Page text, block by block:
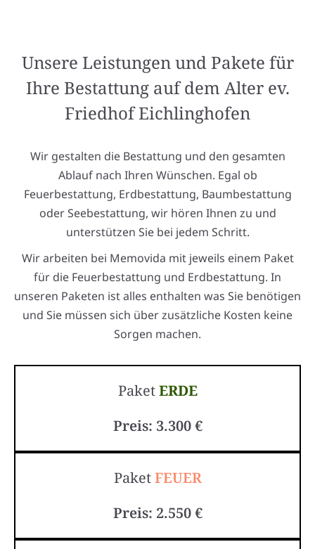
Unsere Leistungen und Pakete für
Ihre Bestattung auf dem Alter ev.
Friedhof Eichlinghofen
Wir gestalten die Bestattung und den gesamten
Ablauf nach Ihren Wünschen. Egal ob
Feuerbestattung, Erdbestattung, Baumbestattung
oder Seebestattung, wir hören Ihnen zu und
unterstützen Sie bei jedem Schritt.
Wir arbeiten bei Memovida mit jeweils einem Paket
für die Feuerbestattung und Erdbestattung. In
unseren Paketen ist alles enthalten was Sie benötigen
und Sie müssen sich über zusätzliche Kosten keine
Sorgen machen.
PaketERDE
Preis: 3.300 €
PaketFEUER
Preis: 2.550 €